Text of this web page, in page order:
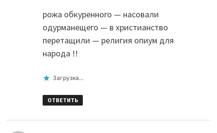
рожа обкуренного — насовали
одурманещего — в христианство
перетащили — религия опиум для
народа !!
Загрузка...
ОТВЕТИТЬ